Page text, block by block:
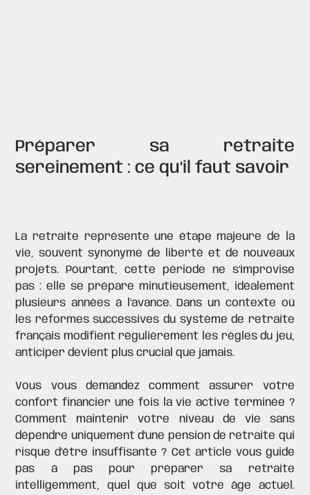
Préparer sa retraite
sereinement : ce qu’il faut savoir
La retraite représente une étape majeure de la
vie, souvent synonyme de liberté et de nouveaux
projets. Pourtant, cette période ne s'improvise
pas : elle se prépare minutieusement, idéalement
plusieurs années à l'avance. Dans un contexte où
les réformes successives du système de retraite
français modifient régulièrement les règles du jeu,
anticiper devient plus crucial que jamais.
Vous vous demandez comment assurer votre
confort financier une fois la vie active terminée ?
Comment maintenir votre niveau de vie sans
dépendre uniquement d'une pension de retraite qui
risque d'être insuffisante ? Cet article vous guide
pas à pas pour préparer sa retraite
intelligemment, quel que soit votre âge actuel.